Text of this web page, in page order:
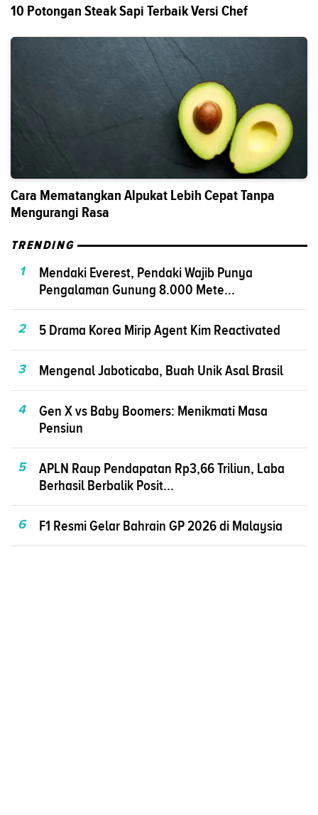
10 Potongan Steak Sapi Terbaik Versi Chef
Cara Mematangkan Alpukat Lebih Cepat Tanpa
Mengurangi Rasa
TRENDING
1
Mendaki Everest, Pendaki Wajib Punya
Pengalaman Gunung 8.000 Mete...
2 5 Drama Korea Mirip Agent Kim Reactivated
3 Mengenal Jaboticaba, Buah Unik Asal Brasil
4
Gen X vs Baby Boomers: Menikmati Masa
Pensiun
5
APLN Raup Pendapatan Rp3,66 Triliun, Laba
Berhasil Berbalik Posit...
6 F1 Resmi Gelar Bahrain GP 2026 di Malaysia